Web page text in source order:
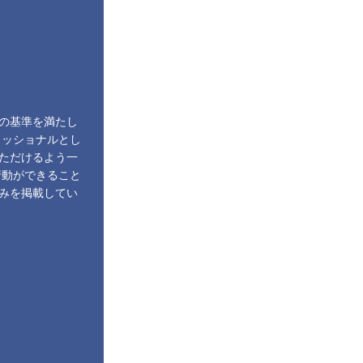
基準を満たし
ショナルとし
だけるよう一
ができること
を掲載してい